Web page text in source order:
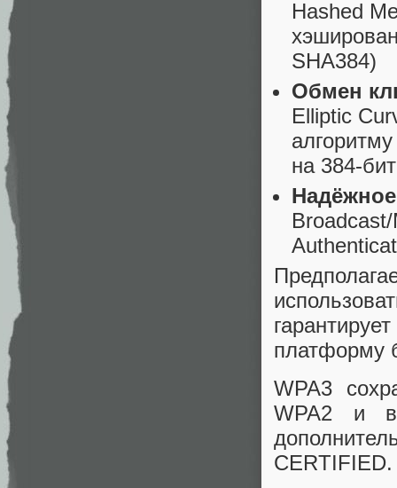
Hashed
SHA384)
Обмен
Elliptic
на 384-
платформу
WPA3
WPA2 и в
CERTIFIED.